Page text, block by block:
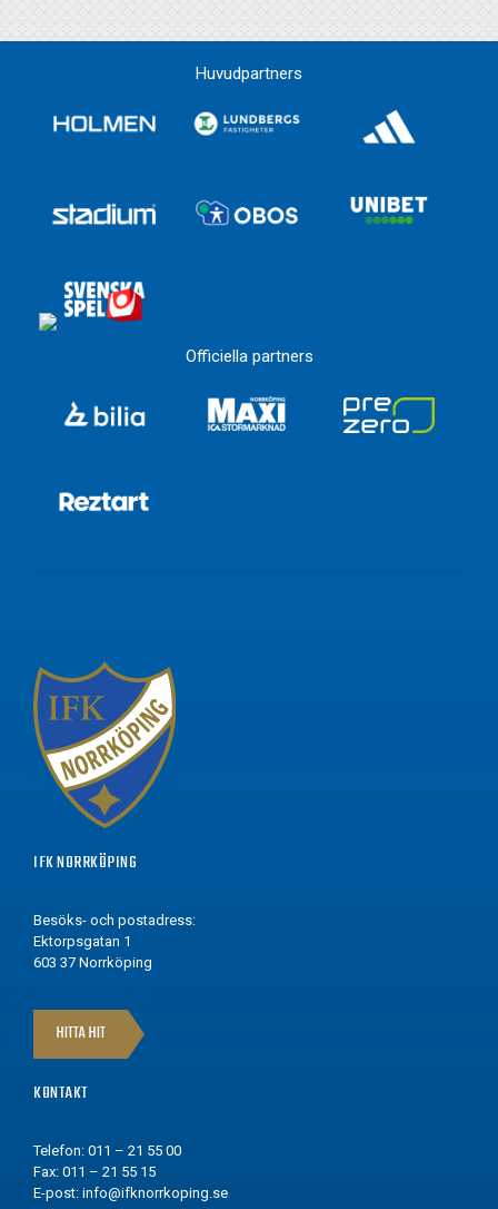
Huvudpartners
Officiella partners
IFK NORRKÖPING
Besöks- och postadress:
Ektorpsgatan 1
603 37 Norrköping
HITTA HIT
KONTAKT
Telefon: 011 – 21 55 00
Fax: 011 – 21 55 15
E-post: info@ifknorrkoping.se